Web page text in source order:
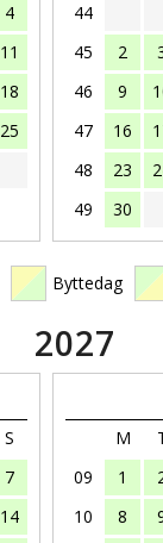
4
11
18
25
44
45
2
46
9
47
16
48
23
49
30
Byttedag
2027
S
7
14
M
09
1
10
8